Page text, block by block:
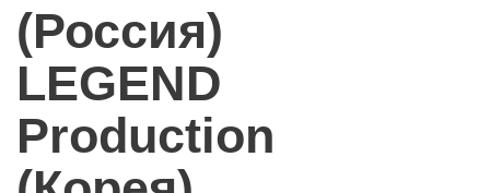
(Россия)
LEGEND
Production